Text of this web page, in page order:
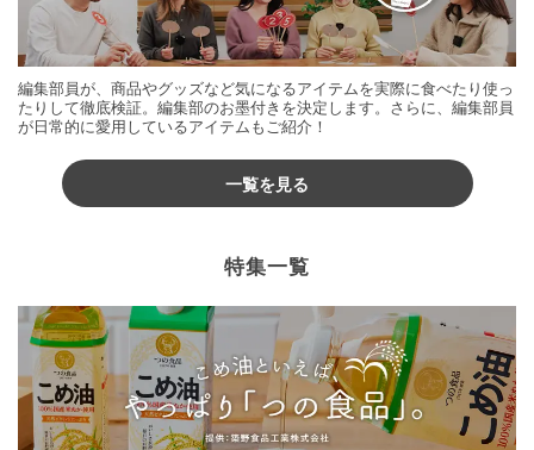
編集部員が、商品やグッズなど気になるアイテムを実際に食べたり使っ
たりして徹底検証。編集部のお墨付きを決定します。さらに、編集部員
が日常的に愛用しているアイテムもご紹介！
一覧を見る
特集一覧